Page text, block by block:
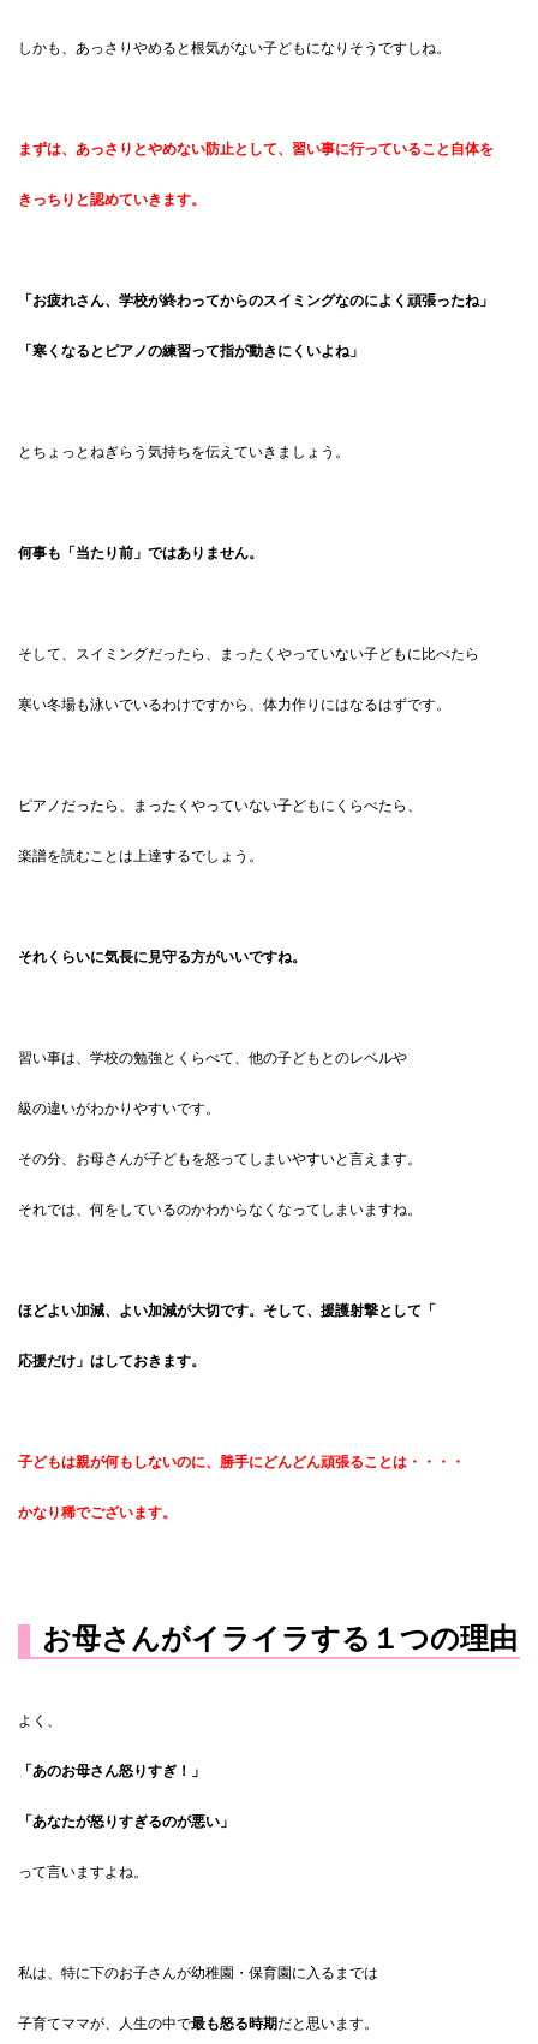
しかも、あっさりやめると根気がない子どもになりそうですしね。
まずは、あっさりとやめない防止として、習い事に行っていること自体を
きっちりと認めていきます。
「お疲れさん、学校が終わってからのスイミングなのによく頑張ったね」
「寒くなるとピアノの練習って指が動きにくいよね」
とちょっとねぎらう気持ちを伝えていきましょう。
何事も「当たり前」ではありません。
そして、スイミングだったら、まったくやっていない子どもに比べたら
寒い冬場も泳いでいるわけですから、体力作りにはなるはずです。
ピアノだったら、まったくやっていない子どもにくらべたら、
楽譜を読むことは上達するでしょう。
それくらいに気長に見守る方がいいですね。
習い事は、学校の勉強とくらべて、他の子どもとのレベルや
級の違いがわかりやすいです。
その分、お母さんが子どもを怒ってしまいやすいと言えます。
それでは、何をしているのかわからなくなってしまいますね。
ほどよい加減、よい加減が大切です。そして、援護射撃として「
応援だけ」はしておきます。
子どもは親が何もしないのに、勝手にどんどん頑張ることは・・・・
かなり稀でございます。
お母さんがイライラする１つの理由
よく、
「あのお母さん怒りすぎ！」
「あなたが怒りすぎるのが悪い」
って言いますよね。
私は、特に下のお子さんが幼稚園・保育園に入るまでは
子育てママが、人生の中で最も怒る時期だと思います。